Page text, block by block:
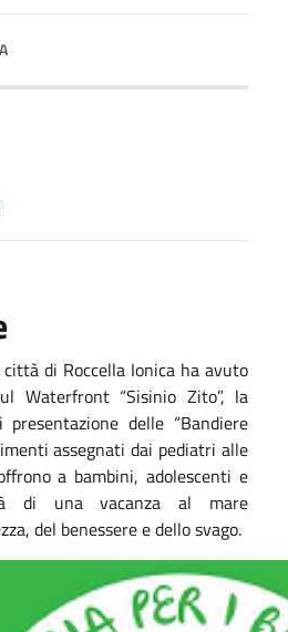
di Roccella Ionica ha avuto
Waterfront “Sisinio Zito”, la
delle “Bandiere
assegnati dai pediatri alle
a bambini, adolescenti e
di una vacanza al mare
del benessere e dello svago.